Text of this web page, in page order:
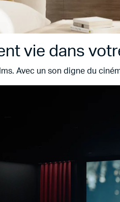
vie dans
Avec un son digne du